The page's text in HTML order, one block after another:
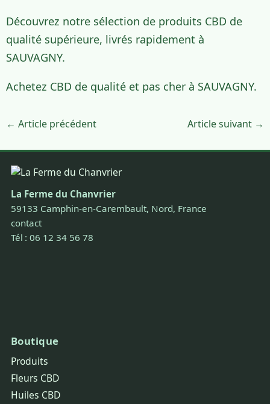
Découvrez notre sélection de produits CBD de
qualité supérieure, livrés rapidement à
SAUVAGNY.
Achetez CBD de qualité et pas cher à SAUVAGNY.
← Article précédent Article suivant →
La Ferme du Chanvrier
59133 Camphin-en-Carembault, Nord, France
contact
Tél : 06 12 34 56 78
Boutique
Produits
Fleurs CBD
Huiles CBD